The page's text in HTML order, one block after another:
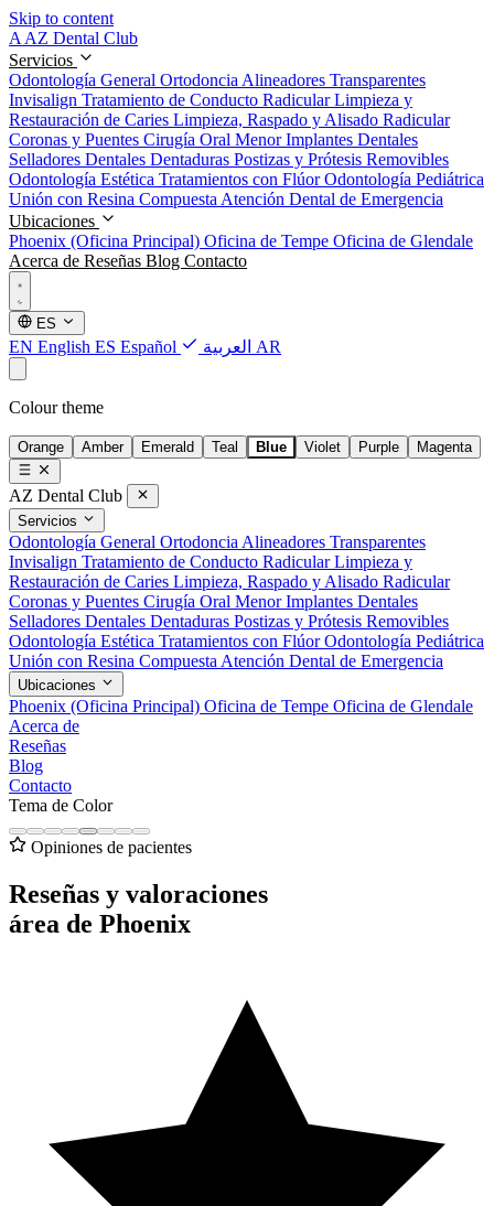
Skip to content
A AZ Dental Club
Servicios
Odontología General Ortodoncia Alineadores Transparentes
Invisalign Tratamiento de Conducto RadicularLimpieza y
Restauración de Caries Limpieza, Raspado y Alisado Radicular
Coronas y Puentes Cirugía Oral MenorImplantes Dentales
Selladores Dentales Dentaduras Postizas y Prótesis Removibles
Odontología Estética Tratamientos con FlúorOdontología Pediátrica
Unión con Resina Compuesta Atención Dental de Emergencia
Ubicaciones
Phoenix (Oficina Principal) Oficina de Tempe Oficina de Glendale
Acerca de Reseñas Blog Contacto
ES
EN English ES Español AR العربية
Colour theme
Orange Amber Emerald Teal Blue Violet Purple Magenta
AZ Dental Club
Servicios
Odontología General Ortodoncia Alineadores Transparentes
Invisalign Tratamiento de Conducto RadicularLimpieza y
Restauración de Caries Limpieza, Raspado y Alisado Radicular
Coronas y Puentes Cirugía Oral MenorImplantes Dentales
Selladores Dentales Dentaduras Postizas y Prótesis Removibles
Odontología Estética Tratamientos con FlúorOdontología Pediátrica
Unión con Resina Compuesta Atención Dental de Emergencia
Ubicaciones
Phoenix (Oficina Principal) Oficina de Tempe Oficina de Glendale
Acerca de
Reseñas
Blog
Contacto
Tema de Color
Opiniones de pacientes
Reseñas y valoraciones
área de Phoenix